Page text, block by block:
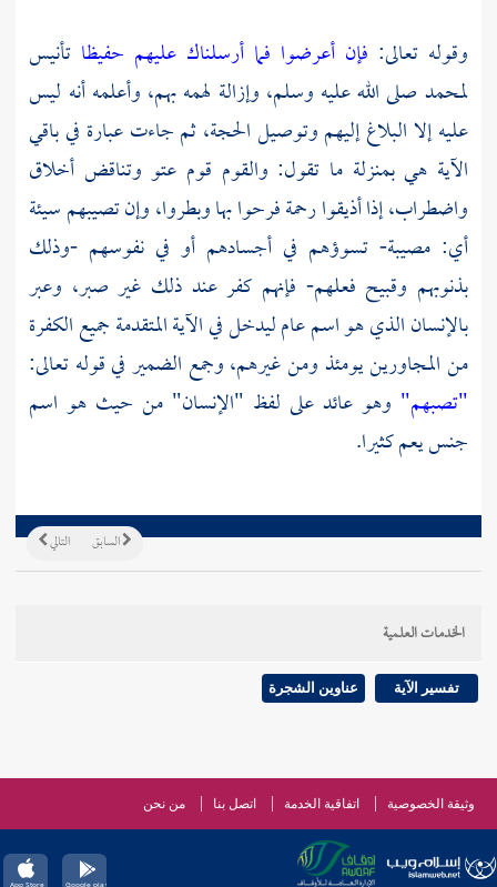
وقوله تعالى: فإن أعرضوا فما أرسلناك عليهم حفيظا تأنيس
لمحمد صلى الله عليه وسلم، وإزالة لهمه بهم، وأعلمه أنه ليس
عليه إلا البلاغ إليهم وتوصيل الحجة، ثم جاءت عبارة في باقي
الآية هي بمنزلة ما تقول: والقوم قوم عتو وتناقض أخلاق
واضطراب، إذا أذيقوا رحمة فرحوا بها وبطروا، وإن تصيبهم سيئة
أي: مصيبة- تسوؤهم في أجسادهم أو في نفوسهم -وذلك
بذنوبهم وقبيح فعلهم- فإنهم كفر عند ذلك غير صبر، وعبر
بالإنسان الذي هو اسم عام ليدخل في الآية المتقدمة جميع الكفرة
من المجاورين يومئذ ومن غيرهم، وجمع الضمير في قوله تعالى:
"تصبهم" وهو عائد على لفظ "الإنسان" من حيث هو اسم
جنس يعم كثيرا.
التالي السابق
الخدمات العلمية
تفسير الآية عناوين الشجرة
وثيقة الخصوصية اتفاقية الخدمة اتصل بنا من نحن